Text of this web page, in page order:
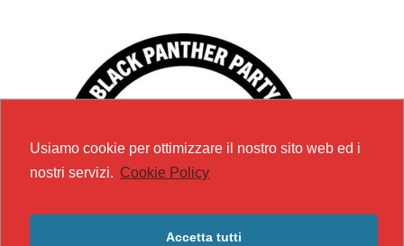
Usiamo cookie per ottimizzare il nostro sito web ed i
nostri servizi. Cookie Policy
Accetta tutti